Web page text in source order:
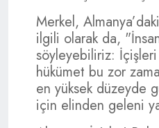
Merkel,
ilgili olarak da,
söyleyebiliriz:
hükümet bu zor
en yüksek düzeyde
için elinden geleni